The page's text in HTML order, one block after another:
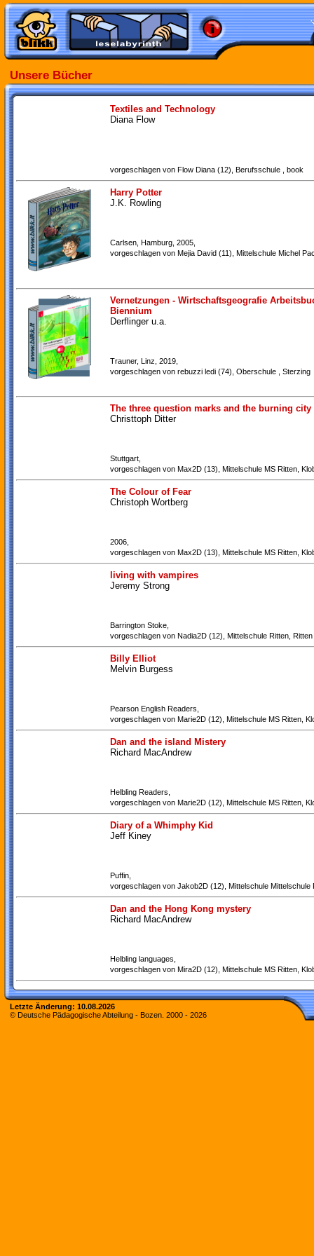
Unsere Bücher
Textiles and Technology
Diana Flow
vorgeschlagen von Flow Diana (12), Berufsschule , book
Harry Potter
J.K. Rowling
Carlsen, Hamburg, 2005,
vorgeschlagen von Mejia David (11), Mittelschule Michel
Vernetzungen - Wirtschaftsgeografie
Biennium
Derflinger u.a.
Trauner, Linz, 2019,
vorgeschlagen von rebuzzi ledi (74), Oberschule , Sterzing
The three question marks and the burning city
Christtoph Ditter
Stuttgart,
vorgeschlagen von Max2D (13), Mittelschule MS Ritten,
The Colour of Fear
Christoph Wortberg
2006,
vorgeschlagen von Max2D (13), Mittelschule MS Ritten,
living with vampires
Jeremy Strong
Barrington Stoke,
vorgeschlagen von Nadia2D (12), Mittelschule Ritten, Ritten
Billy Elliot
Melvin Burgess
Pearson English Readers,
vorgeschlagen von Marie2D (12), Mittelschule MS Ritten,
Dan and the island Mistery
Richard MacAndrew
Helbling Readers,
vorgeschlagen von Marie2D (12), Mittelschule MS Ritten,
Diary of a Whimphy Kid
Jeff Kiney
Puffin,
vorgeschlagen von Jakob2D (12), Mittelschule Mittelschule
Dan and the Hong Kong mystery
Richard MacAndrew
Helbling languages,
vorgeschlagen von Mira2D (12), Mittelschule MS Ritten,
Letzte Änderung: 10.08.2026
© Deutsche Pädagogische Abteilung - Bozen. 2000 - 2026